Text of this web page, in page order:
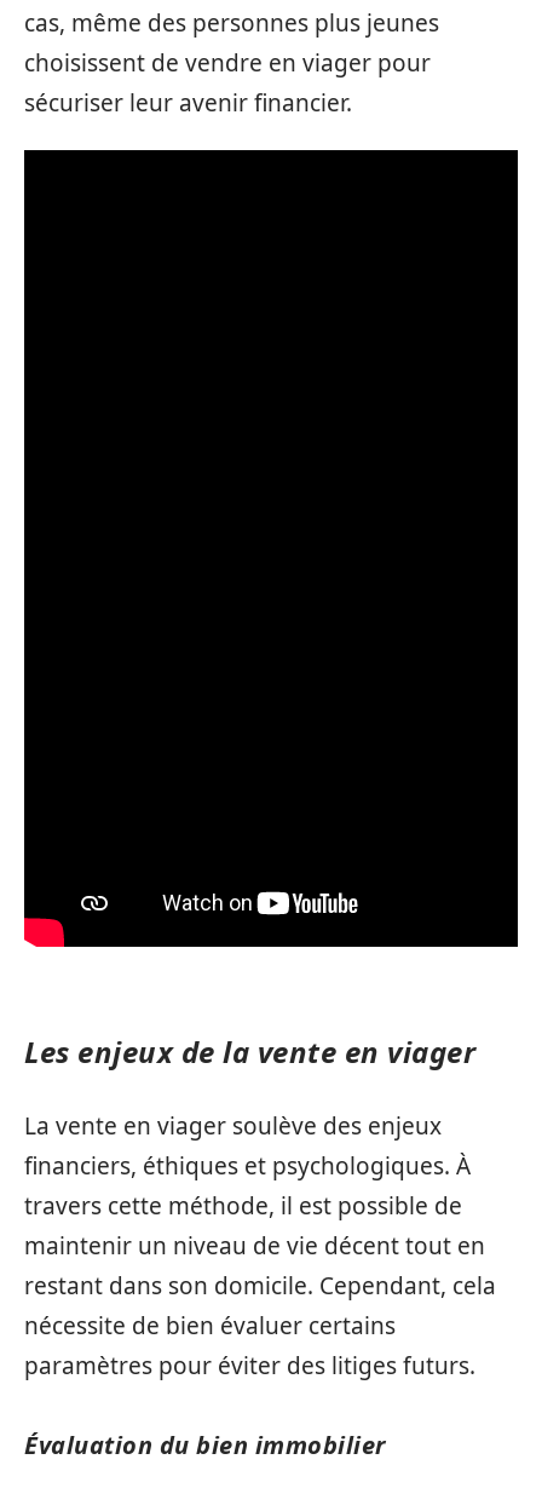
cas, même des personnes plus jeunes
choisissent de vendre en viager pour
sécuriser leur avenir financier.
Les enjeux de la vente en viager
La vente en viager soulève des enjeux
financiers, éthiques et psychologiques. À
travers cette méthode, il est possible de
maintenir un niveau de vie décent tout en
restant dans son domicile. Cependant, cela
nécessite de bien évaluer certains
paramètres pour éviter des litiges futurs.
Évaluation du bien immobilier